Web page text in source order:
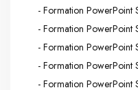
- Formation PowerPoint
- Formation PowerPoint
- Formation PowerPoint
- Formation PowerPoint
- Formation PowerPoint